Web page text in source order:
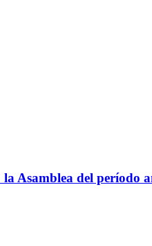
Asamblea del período